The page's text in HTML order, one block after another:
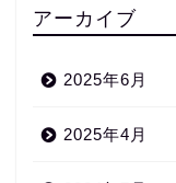
アーカイブ
2025年6月
2025年4月